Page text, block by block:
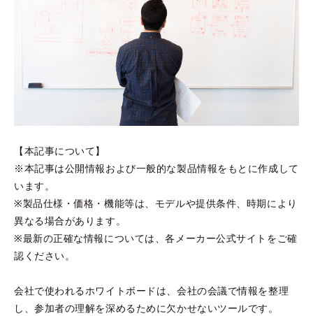
【本記事について】
※本記事は公開情報および一般的な製品情報をもとに作成して
います。
※製品仕様・価格・機能等は、モデルや提供条件、時期により
異なる場合があります。
※最新の正確な情報については、各メーカー公式サイトをご確
認ください。
会社で使われるホワイトボードは、会社の会議で情報を整理
し、参加者の理解を深めるために欠かせないツールです。